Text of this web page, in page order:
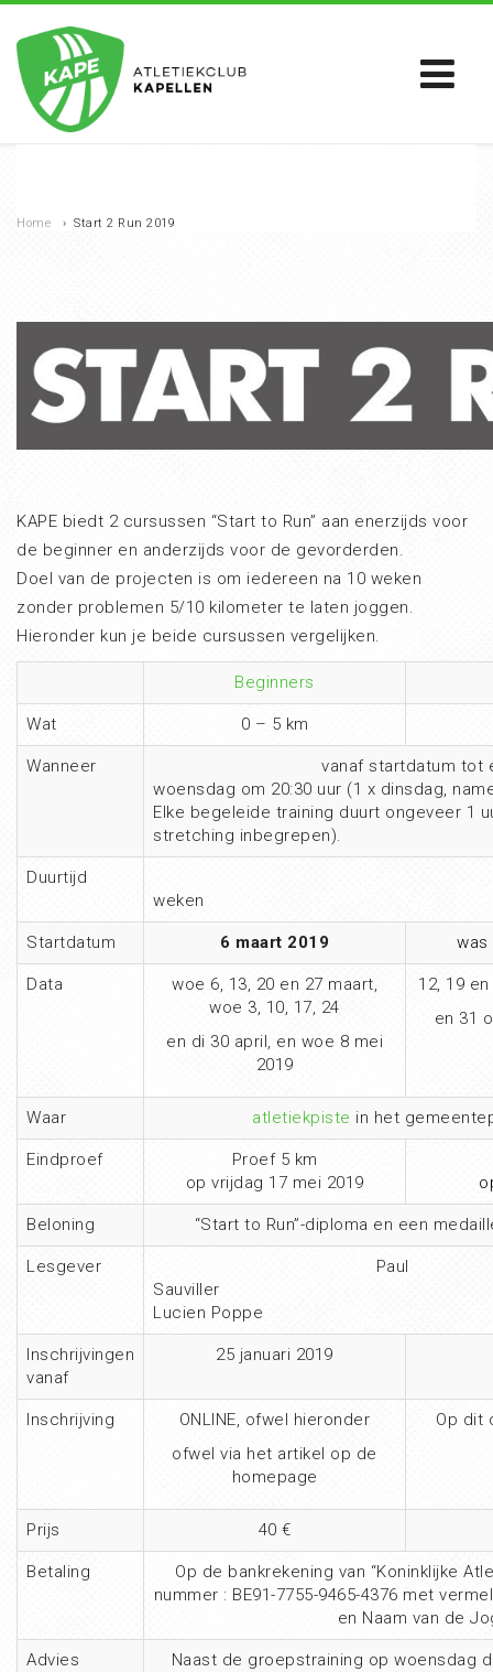
Home › Start 2 Run 2019
KAPE biedt 2 cursussen “Start to Run” aan enerzijds voor
de beginner en anderzijds voor de gevorderden.
Doel van de projecten is om iedereen na 10 weken
zonder problemen 5/10 kilometer te laten joggen.
Hieronder kun je beide cursussen vergelijken.
Beginners
Wat 0 – 5 km
Wanneer
vanaf startdatum tot
woensdag om 20:30 uur (1 x dinsdag,
Elke begeleide training duurt ongeveer 1
stretching inbegrepen).
Duurtijd
weken
Startdatum 6 maart 2019 was
Data
woe 6, 13, 20 en 27 maart,
woe 3, 10, 17, 24
en di 30 april, en woe 8 mei
2019
12, 19
en 31
Waar atletiekpiste in het
Eindproef
Proef 5 km
op vrijdag 17 mei 2019
Beloning “Start to Run”-diploma en een
Lesgever
Paul
Lucien Poppe
Inschrijvingen
vanaf
25 januari 2019
Inschrijving
ONLINE, ofwel hieronder
ofwel via het artikel op de
homepage
Op dit
Prijs 40 €
Betaling
Op de bankrekening van “Koninklijke
nummer : BE91-7755-9465-4376 met
en Naam van de
Advies
Naast de groepstraining op woensdag